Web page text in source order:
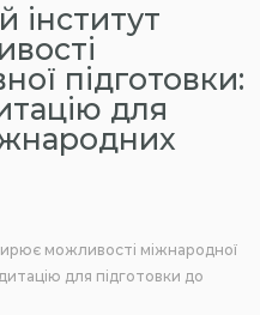
і
р
о
в
и
інститут
підготовки:
для
можливості міжнародної
для підготовки до